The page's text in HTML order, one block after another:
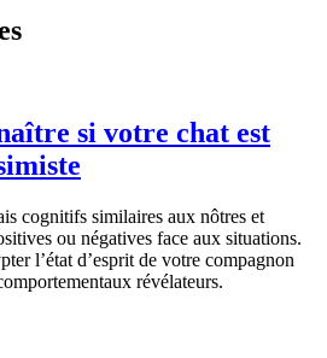
si votre chat est
cognitifs similaires aux nôtres et
ou négatives face aux situations.
l’état d’esprit de votre compagnon
révélateurs.